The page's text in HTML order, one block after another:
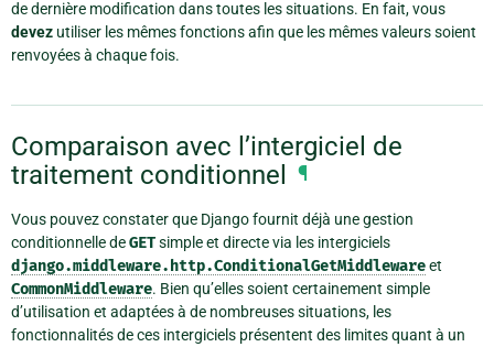
de dernière modification dans toutes les situations. En fait, vous
devez utiliser les mêmes fonctions afin que les mêmes valeurs soient
renvoyées à chaque fois.
Comparaison avec l’intergiciel de
traitement conditionnel
¶
Vous pouvez constater que Django fournit déjà une gestion
conditionnelle deGETsimple et directe via les intergiciels
django.middleware.http.ConditionalGetMiddlewareet
CommonMiddleware. Bien qu’elles soient certainement simple
d’utilisation et adaptées à de nombreuses situations, les
fonctionnalités de ces intergiciels présentent des limites quant à un